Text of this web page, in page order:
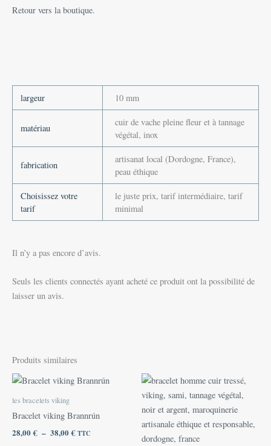
Retour vers la boutique.
largeur 10 mm
matériau
cuir de vache pleine fleur et à tannage
végétal, inox
fabrication
artisanat local (Dordogne, France),
peau éthique
Choisissez votre
tarif
le juste prix, tarif intermédiaire, tarif
minimal
Il n’y a pas encore d’avis.
Seuls les clients connectés ayant acheté ce produit ont la possibilité de
laisser un avis.
Produits similaires
les bracelets viking
Bracelet viking Brannrún
28,00€ – 38,00€
Plage
à
38,00 €
TTC
Ce